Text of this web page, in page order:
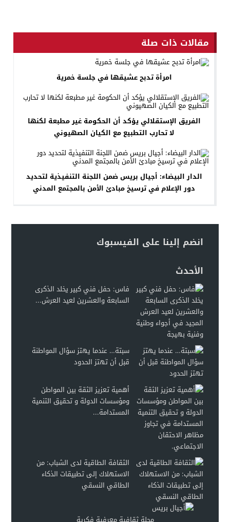
مقالات ذات صلة
امرأة تدبح عشيقها في جلسة خمرية
الفريق الإستقلالي يؤكد أن الحكومة غير مطبعة لكنها
لا تحارب التطبيع مع الكيان الصهيوني
الدار البيضاء: أجيال بريس ضمن اللجنة التنفيذية لتحديد
دور الإعلام في ترسيخ مبادئ الأمن بالمجتمع المدني
انضم إلينا على الفيسبوك
الأحدث
فاس: حفل فني كبير يخلد الذكرى
السابعة والعشرين لعيد العرش...
سبتة… عندما يهتز سؤال المواطنة
قبل أن تهتز الحدود
أهمية تعزيز الثقة بين المواطن
ومؤسسات الدولة و تحقيق التنمية
المستدامة...
الثقافة الطاقية لدى الشباب: من
الاستهلاك إلى تطبيقات الذكاء
الطاقي النسقي